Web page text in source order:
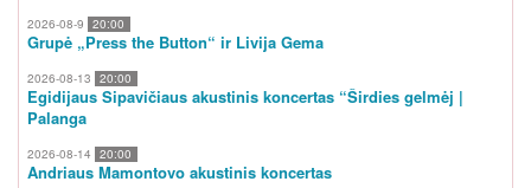
2026-08-9 20:00
Grupė „Press the Button“ ir Livija Gema
2026-08-13 20:00
Egidijaus Sipavičiaus akustinis koncertas “Širdies gelmėj |
Palanga
2026-08-14 20:00
Andriaus Mamontovo akustinis koncertas